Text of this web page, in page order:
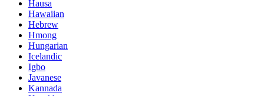
Hausa
Hawaiian
Hebrew
Hmong
Hungarian
Icelandic
Igbo
Javanese
Kannada